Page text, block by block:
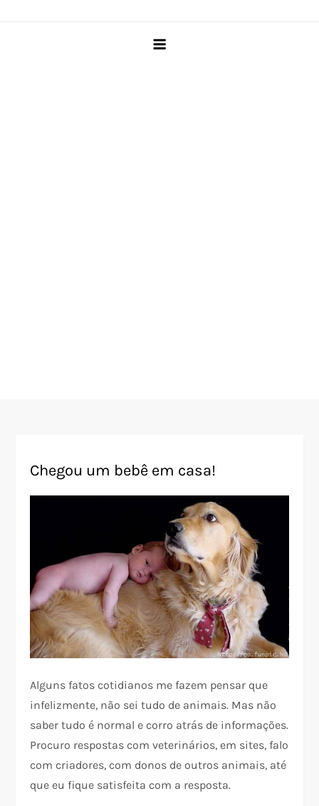
Chegou um bebê em casa!
Alguns fatos cotidianos me fazem pensar que
infelizmente, não sei tudo de animais. Mas não
saber tudo é normal e corro atrás de informações.
Procuro respostas com veterinários, em sites, falo
com criadores, com donos de outros animais, até
que eu fique satisfeita com a resposta.